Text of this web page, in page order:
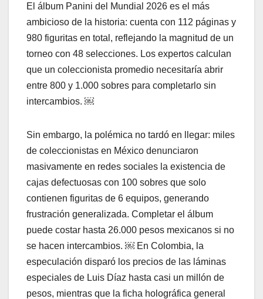
El álbum Panini del Mundial 2026 es el más
ambicioso de la historia: cuenta con 112 páginas y
980 figuritas en total, reflejando la magnitud de un
torneo con 48 selecciones. Los expertos calculan
que un coleccionista promedio necesitaría abrir
entre 800 y 1.000 sobres para completarlo sin
intercambios. ￼
Sin embargo, la polémica no tardó en llegar: miles
de coleccionistas en México denunciaron
masivamente en redes sociales la existencia de
cajas defectuosas con 100 sobres que solo
contienen figuritas de 6 equipos, generando
frustración generalizada. Completar el álbum
puede costar hasta 26.000 pesos mexicanos si no
se hacen intercambios. ￼ En Colombia, la
especulación disparó los precios de las láminas
especiales de Luis Díaz hasta casi un millón de
pesos, mientras que la ficha holográfica general